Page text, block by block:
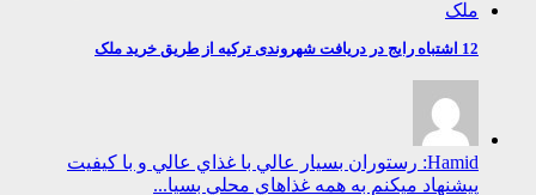
Hamid: رستوران بسيار عالي با غذاي عالي و با كيفيت
پيشنهاد ميكنم به همه غذاهاي محلي بسيا...